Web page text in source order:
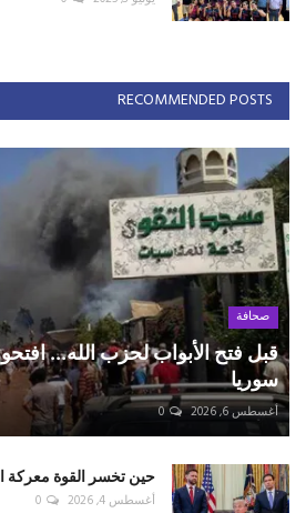
RECOMMENDED POSTS
صحافة
قبل فتح الأبواب لحزب الله...
سوريا
أغسطس 6, 2026 0
حين تخسر القوة معركة
أغسطس 4, 2026 0